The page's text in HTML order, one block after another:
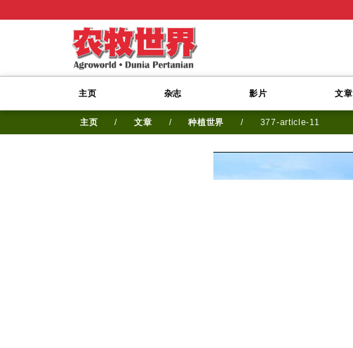
主页 杂志 影片 文章
主页 / 文章 / 种植世界 / 377-article-11